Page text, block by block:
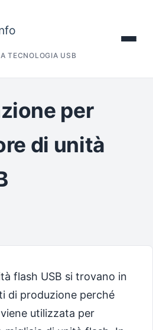
TECNOLOGIA USB
per
di unità
flash USB si trovano in
di produzione perché
utilizzata per